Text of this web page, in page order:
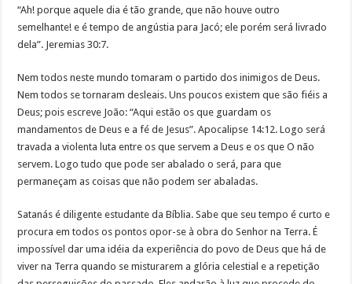
“Ah! porque aquele dia é tão grande, que não houve outro
semelhante! e é tempo de angústia para Jacó; ele porém será livrado
dela”. Jeremias 30:7.
Nem todos neste mundo tomaram o partido dos inimigos de Deus.
Nem todos se tornaram desleais. Uns poucos existem que são fiéis a
Deus; pois escreve João: “Aqui estão os que guardam os
mandamentos de Deus e a fé de Jesus”. Apocalipse 14:12. Logo será
travada a violenta luta entre os que servem a Deus e os que O não
servem. Logo tudo que pode ser abalado o será, para que
permaneçam as coisas que não podem ser abaladas.
Satanás é diligente estudante da Bíblia. Sabe que seu tempo é curto e
procura em todos os pontos opor-se à obra do Senhor na Terra. É
impossível dar uma idéia da experiência do povo de Deus que há de
viver na Terra quando se misturarem a glória celestial e a repetição